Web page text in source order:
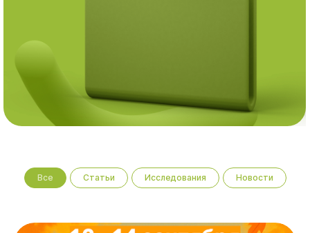
Все Статьи Исследования Новости